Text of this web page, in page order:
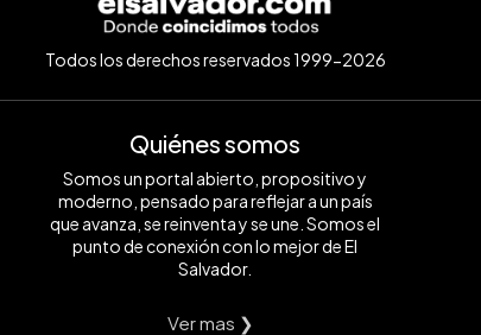
Todos los derechos reservados 1999-2026
Quiénes somos
Somos un portal abierto, propositivo y
moderno, pensado para reflejar a un país
que avanza, se reinventa y se une. Somos el
punto de conexión con lo mejor de El
Salvador.
Ver mas ❯